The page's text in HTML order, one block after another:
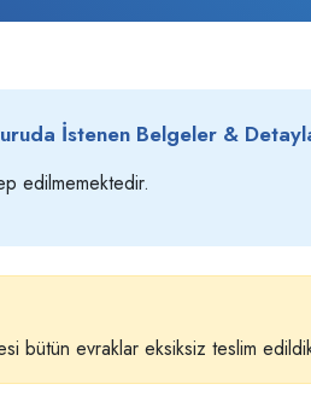
İstenen Belgeler &
edilmemektedir.
bütün evraklar eksiksiz teslim